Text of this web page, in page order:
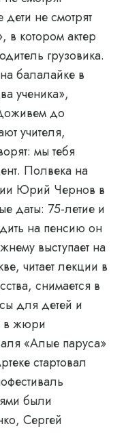
не смотрят
котором актер
грузовика.
балалайке в
ученика»,
до
учителя,
мы тебя
Полвека на
Юрий Чернов в
даты: 75-летие и
на пенсию он
выступает на
читает лекции в
снимается в
для детей и
в жюри
«Алые паруса»
стартовал
были
Сергей